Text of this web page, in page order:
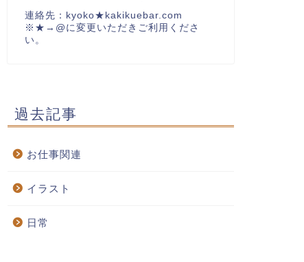
連絡先：kyoko★kakikuebar.com
※★→@に変更いただきご利用くださ
い。
過去記事
お仕事関連
イラスト
日常